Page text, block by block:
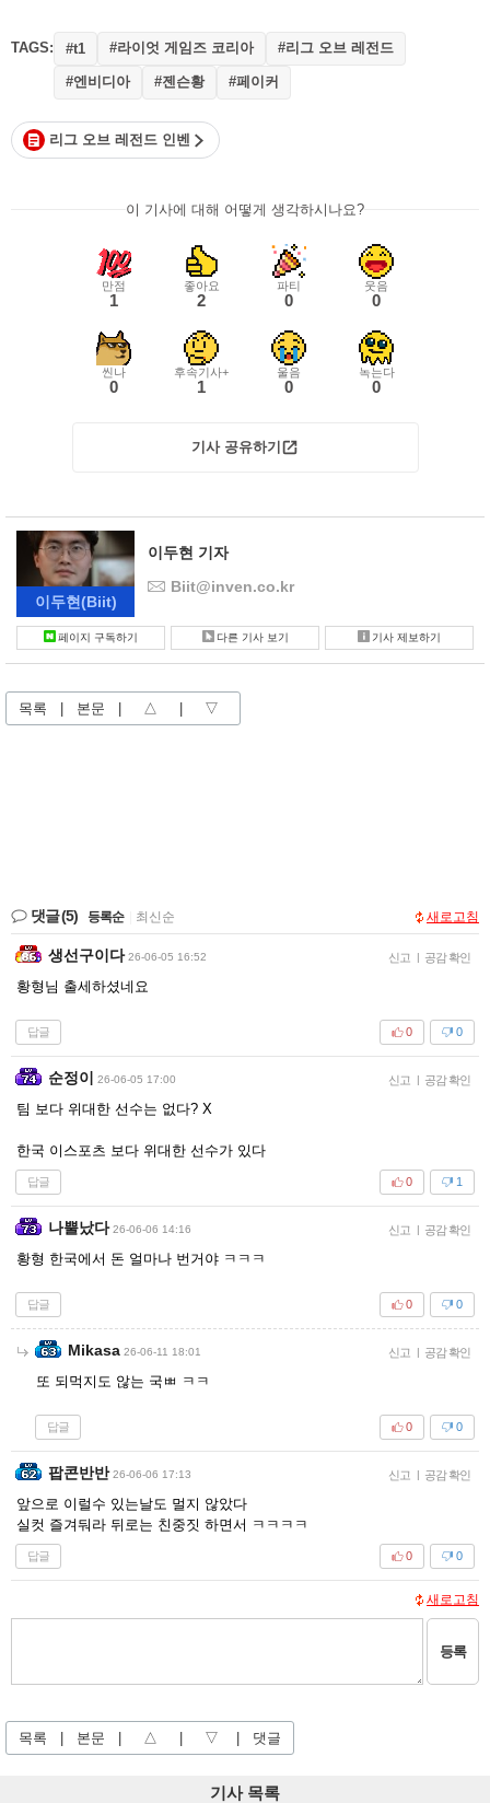
TAGS: #t1 #라이엇 게임즈 코리아 #리그 오브 레전드
#엔비디아 #젠슨황 #페이커
리그 오브 레전드 인벤
이 기사에 대해 어떻게 생각하시나요?
만점
1
좋아요
2
파티
0
웃음
0
씬나
0
후속기사+
1
울음
0
녹는다
0
기사 공유하기
이두현(Biit)
이두현 기자
Biit@inven.co.kr
페이지 구독하기 다른 기사 보기 기사 제보하기
목록 | 본문 | △ | ▽
댓글(5) 등록순 최신순 새로고침
생선구이다 26-06-05 16:52 신고 | 공감 확인
황형님 출세하셨네요
답글 0
0
순정이 26-06-05 17:00 신고 | 공감 확인
팀 보다 위대한 선수는 없다? X
한국 이스포츠 보다 위대한 선수가 있다
답글 1
0
나뿔났다 26-06-06 14:16 신고 | 공감 확인
황형 한국에서 돈 얼마나 번거야 ㅋㅋㅋ
답글 0
0
Mikasa 26-06-11 18:01 신고 | 공감 확인
또 되먹지도 않는 국ㅃ ㅋㅋ
답글 0
0
팝콘반반 26-06-06 17:13 신고 | 공감 확인
앞으로 이럴수 있는날도 멀지 않았다
실컷 즐겨둬라 뒤로는 친중짓 하면서 ㅋㅋㅋㅋ
답글 0
0
새로고침
등록
목록 | 본문 | △ | ▽ | 댓글
기사 목록